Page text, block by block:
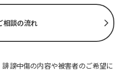
相談の流れ
謗中傷の内容や被害者のご希望に